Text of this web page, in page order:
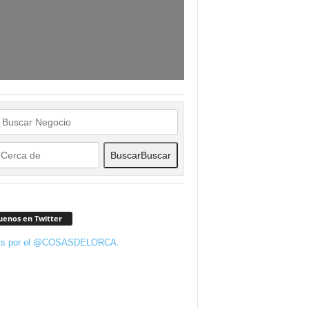
BuscarBuscar
en Twitter
por el @COSASDELORCA.